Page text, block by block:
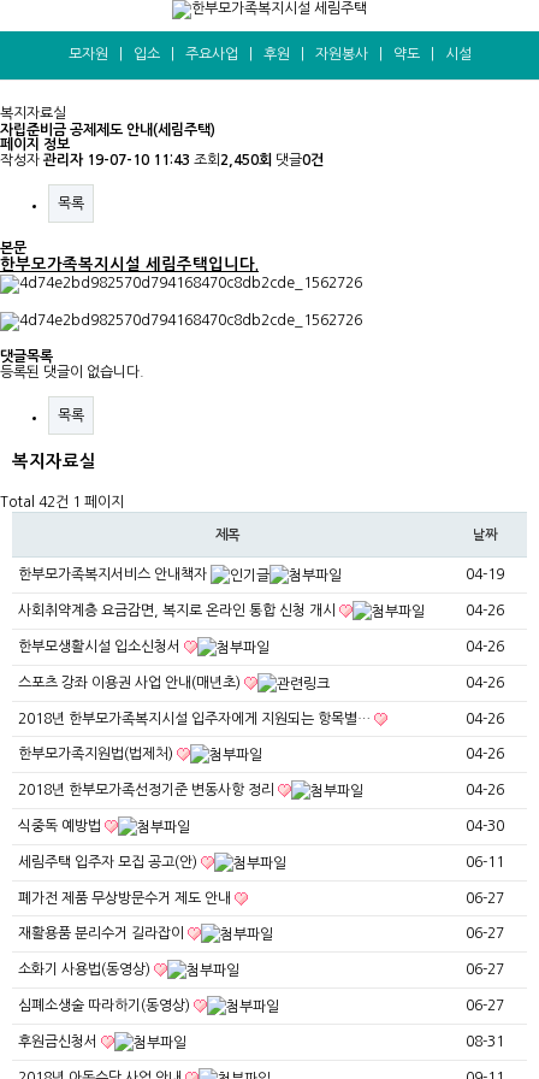
모자원 입소| 주요사업 후원 자원봉사| 약도| 시설
복지자료실
자립준비금 공제제도 안내(세림주택)
페이지 정보
작성자 관리자 19-07-10 11:43 조회 2,450회 댓글0건
목록
본문
한부모가족복지시설 세림주택입니다.
댓글목록
등록된 댓글이 없습니다.
목록
복지자료실
Total 42건 1 페이지
제목 날짜
한부모가족복지서비스 안내책자 04-19
사회취약계층 요금감면, 복지로 온라인 통합 신청 개시 04-26
한부모생활시설 입소신청서 04-26
스포츠 강좌 이용권 사업 안내(매년초) 04-26
2018년 한부모가족복지시설 입주자에게 지원되는 항목별… 04-26
한부모가족지원법(법제처) 04-26
2018년 한부모가족선정기준 변동사항 정리 04-26
식중독 예방법 04-30
세림주택 입주자 모집 공고(안) 06-11
폐가전 제품 무상방문수거 제도 안내 06-27
재활용품 분리수거 길라잡이 06-27
소화기 사용법(동영상) 06-27
심폐소생술 따라하기(동영상) 06-27
후원금신청서 08-31